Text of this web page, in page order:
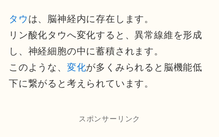
タウは、脳神経内に存在します。
リン酸化タウへ変化すると、異常線維を形成
し、神経細胞の中に蓄積されます。
このような、 変化が多くみられると脳機能低
下に繋がると考えられています。
スポンサーリンク